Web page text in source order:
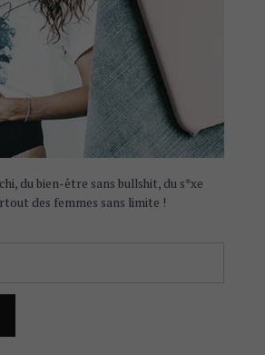
du bien-être sans bullshit, du s*xe
des femmes sans limite !